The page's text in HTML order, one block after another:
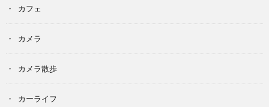
カフェ
カメラ
カメラ散歩
カーライフ